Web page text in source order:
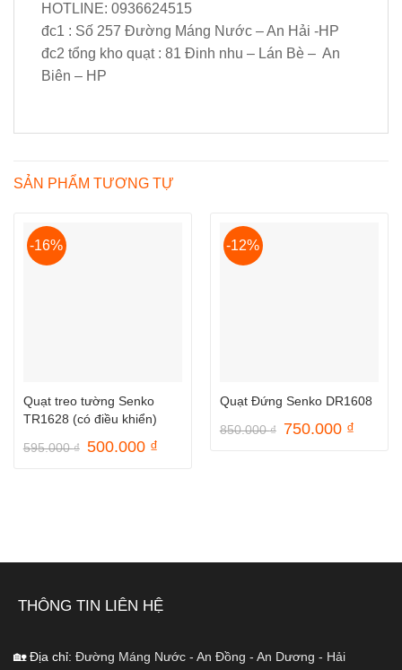
HOTLINE: 0936624515
đc1 : Số 257 Đường Máng Nước – An Hải -HP
đc2 tổng kho quạt : 81 Đinh nhu – Lán Bè – An
Biên – HP
SẢN PHẨM TƯƠNG TỰ
-16%
Quạt treo tường Senko
TR1628 (có điều khiển)
595.000₫ Giá
500.000 ₫Giá
-12%
Quạt Đứng Senko DR1608
850.000₫ Giá
750.000 ₫Giá
THÔNG TIN LIÊN HỆ
🏡 Địa chỉ: Đường Máng Nước - An Đồng - An Dương - Hải